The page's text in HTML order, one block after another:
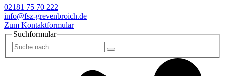
02181 75 70 222
info@fsz-grevenbroich.de
Zum Kontaktformular
Suchformular